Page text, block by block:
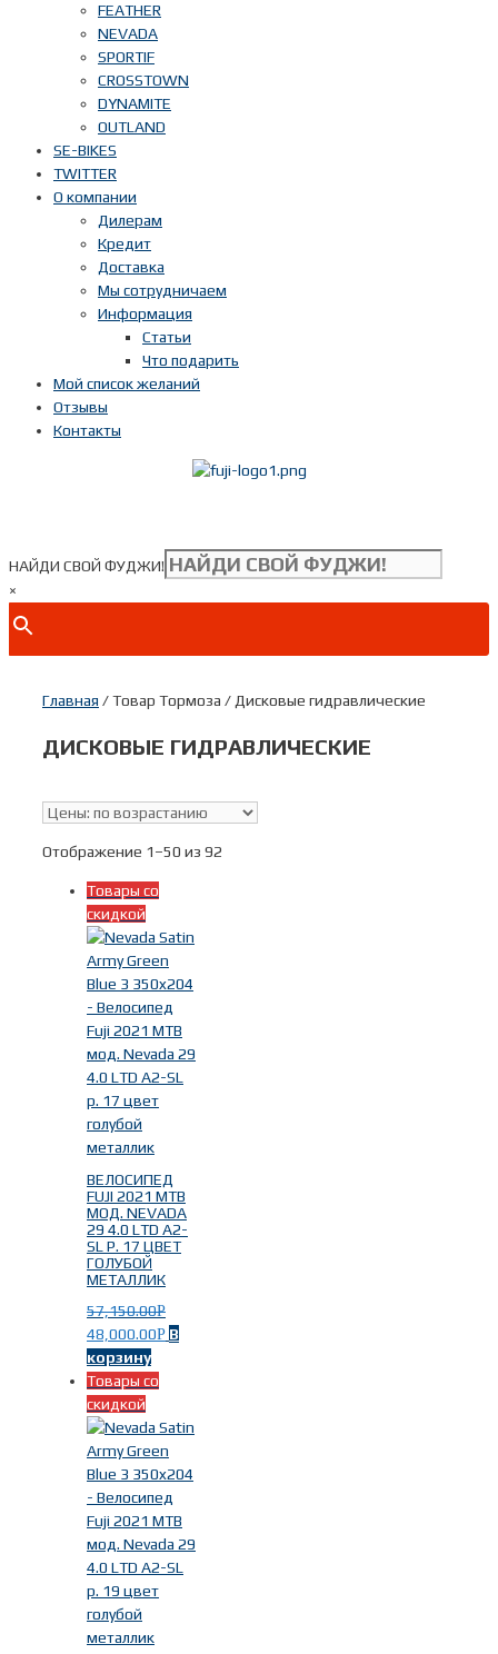
FEATHER
NEVADA
SPORTIF
CROSSTOWN
DYNAMITE
OUTLAND
SE-BIKES
TWITTER
О компании
Дилерам
Кредит
Доставка
Мы сотрудничаем
Информация
Статьи
Что подарить
Мой список желаний
Отзывы
Контакты
НАЙДИ СВОЙ ФУДЖИ!
×
Главная / Товар Тормоза / Дисковые гидравлические
ДИСКОВЫЕ ГИДРАВЛИЧЕСКИЕ
Скидки(92)
Дорожные велосипеды
Фитнес велосипеды
Горные велосипеды
Горные двухподвес
Шоссейные велосипеды
Женские
Мужские
Велосипед на рост
Fuji 152-163см шоссейные
Fuji 160-170см шоссейные
Отображение 1–50 из 92
Товары со
скидкой
ВЕЛОСИПЕД
FUJI 2021 MTB
МОД. NEVADA
29 4.0 LTD A2-
SL Р. 17 ЦВЕТ
ГОЛУБОЙ
МЕТАЛЛИК
57,150.00Р
48,000.00Р В
корзину
Товары со
скидкой